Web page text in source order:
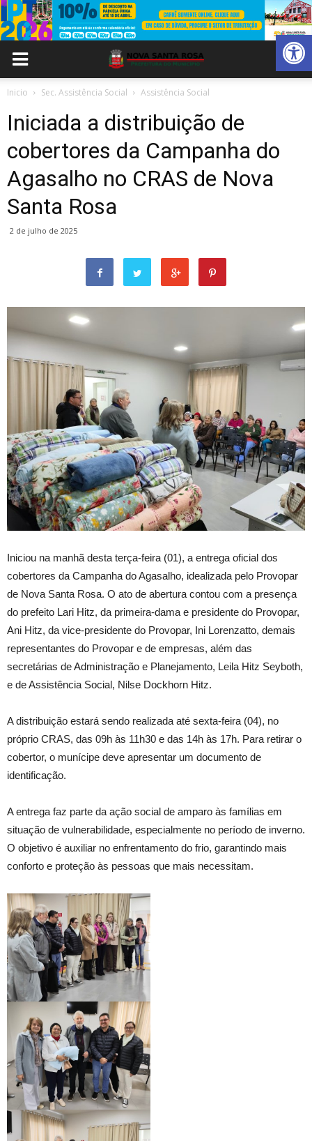
Abrir
Inicio Sec. Assistência Social Assistência Social
Iniciada a distribuição de
cobertores da Campanha do
Agasalho no CRAS de Nova
Santa Rosa
2 de julho de 2025
Iniciou na manhã desta terça-feira (01), a entrega oficial dos
cobertores da Campanha do Agasalho, idealizada pelo Provopar
de Nova Santa Rosa. O ato de abertura contou com a presença
do prefeito Lari Hitz, da primeira-dama e presidente do Provopar,
Ani Hitz, da vice-presidente do Provopar, Ini Lorenzatto, demais
representantes do Provopar e de empresas, além das
secretárias de Administração e Planejamento, Leila Hitz Seyboth,
e de Assistência Social, Nilse Dockhorn Hitz.
A distribuição estará sendo realizada até sexta-feira (04), no
próprio CRAS, das 09h às 11h30 e das 14h às 17h. Para retirar o
cobertor, o munícipe deve apresentar um documento de
identificação.
A entrega faz parte da ação social de amparo às famílias em
situação de vulnerabilidade, especialmente no período de inverno.
O objetivo é auxiliar no enfrentamento do frio, garantindo mais
conforto e proteção às pessoas que mais necessitam.